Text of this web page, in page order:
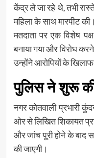
केंद्र ले जा रहे थे, तभी
महिला के साथ मारपीट
मतदाता पर एक विशेष
बनाया गया और विरोध
उन्होंने आरोपियों के खिलाफ
पुलिस ने शुरू
नगर कोतवाली प्रभारी
ओर से लिखित शिकायत
और जांच पूरी होने के बाद
की जाएगी।